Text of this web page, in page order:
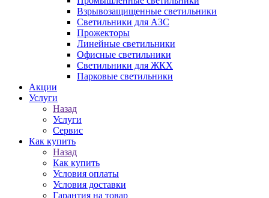
Взрывозащищенные светильники
Светильники для АЗС
Прожекторы
Линейные светильники
Офисные светильники
Светильники для ЖКХ
Парковые светильники
Акции
Услуги
Назад
Услуги
Сервис
Как купить
Назад
Как купить
Условия оплаты
Условия доставки
Гарантия на товар